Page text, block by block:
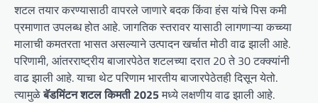
शटल तयार करण्यासाठी वापरले जाणारे बदक किंवा हंस यांचे पिस कमी
प्रमाणात उपलब्ध होत आहे. जागतिक स्तरावर यासाठी लागणाऱ्या कच्च्या
मालाची कमतरता भासत असल्याने उत्पादन खर्चात मोठी वाढ झाली आहे.
परिणामी, आंतरराष्ट्रीय बाजारपेठेत शटलच्या दरात 20 ते 30 टक्क्यांनी
वाढ झाली आहे. याचा थेट परिणाम भारतीय बाजारपेठेतही दिसून येतो.
त्यामुळेबॅडमिंटन शटल किमती 2025मध्ये लक्षणीय वाढ झाली आहे.